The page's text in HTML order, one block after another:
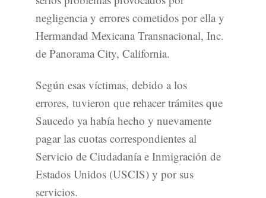
negligencia y errores cometidos por ella y
Hermandad Mexicana Transnacional, Inc.
de Panorama City, California.
Según esas víctimas, debido a los
errores, tuvieron que rehacer trámites que
Saucedo ya había hecho y nuevamente
pagar las cuotas correspondientes al
Servicio de Ciudadanía e Inmigración de
Estados Unidos (USCIS) y por sus
servicios.